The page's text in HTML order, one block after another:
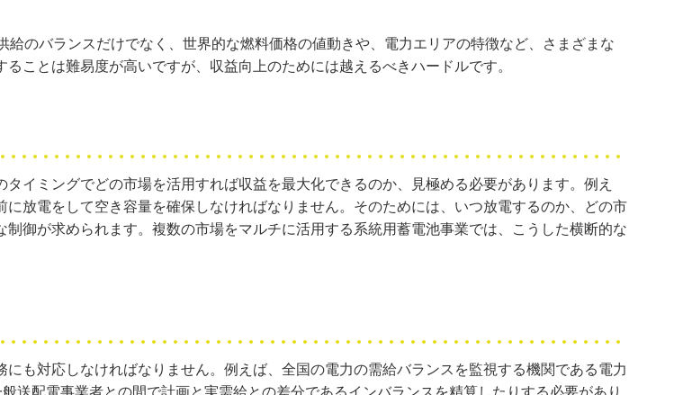
のバランスだけでなく、世界的な燃料価格の値動きや、電力エリアの特徴など、さまざまな
ことは難易度が高いですが、収益向上のためには越えるべきハードルです。
イミングでどの市場を活用すれば収益を最大化できるのか、見極める必要があります。例え
放電をして空き容量を確保しなければなりません。そのためには、いつ放電するのか、どの市
御が求められます。複数の市場をマルチに活用する系統用蓄電池事業では、こうした横断的な
も対応しなければなりません。例えば、全国の電力の需給バランスを監視する機関である電力
送配電事業者との間で計画と実需給との差分であるインバランスを精算したりする必要があり